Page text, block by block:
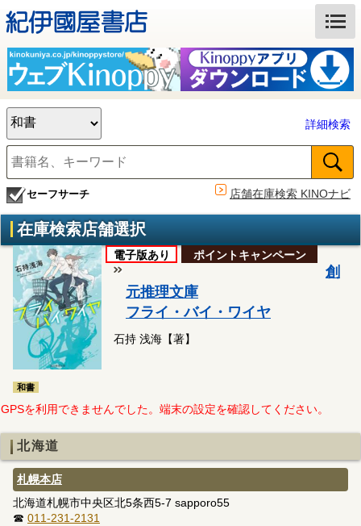
詳細検索
セーフサーチ 店舗在庫検索 KINOナビ
在庫検索店舗選択
和書
電子版あり ポイントキャンペーン
創
元推理文庫
フライ・バイ・ワイヤ
石持 浅海【著】
GPSを利用できませんでした。端末の設定を確認してください。
北海道
札幌本店
北海道札幌市中央区北5条西5-7 sapporo55
☎ 011-231-2131